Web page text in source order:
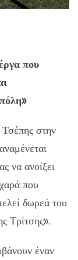
που
στην
να ανοίξει
που
δωρεά του
Τρίτσης».
έναν